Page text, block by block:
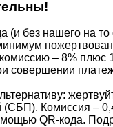
(и без нашего на то
– 8% плюс
совершении
Комиссия –
QR-кода.